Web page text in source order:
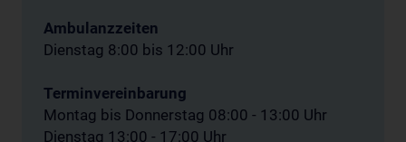
Ambulanzzeiten
Dienstag 8:00 bis 12:00 Uhr
Terminvereinbarung
Montag bis Donnerstag 08:00 - 13:00 Uhr
Dienstag 13:00 - 17:00 Uhr